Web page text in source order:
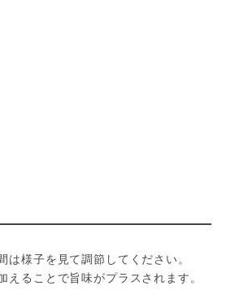
は様子を見て調節してください。
えることで旨味がプラスされます。